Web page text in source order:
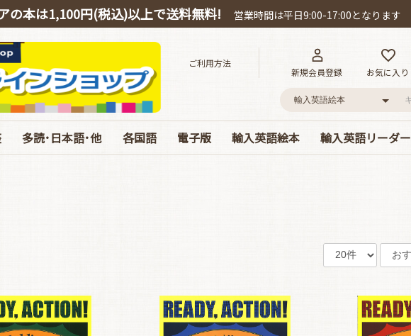
の本は1,100円(税込)以上で送料無料! 営業時間は平日9:00-17:00となります
ご利用方法
新規会員登録 お気に入り
多読･日本語･他 各国語 電子版 輸入英語絵本 輸入英語リーダー